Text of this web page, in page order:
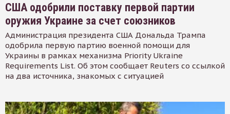
США одобрили поставку первой партии
оружия Украине за счет союзников
Администрация президента США Дональда Трампа
одобрила первую партию военной помощи для
Украины в рамках механизма Priority Ukraine
Requirements List. Об этом сообщает Reuters со ссылкой
на два источника, знакомых с ситуацией